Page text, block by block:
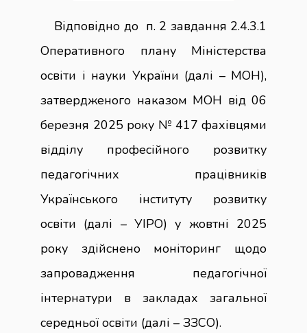
Відповідно до п. 2 завдання 2.4.3.1
Оперативного плану Міністерства
освіти і науки України (далі – МОН),
затвердженого наказом МОН від 06
березня 2025 року № 417 фахівцями
відділу професійного розвитку
педагогічних працівників
Українського інституту розвитку
освіти (далі – УІРО) у жовтні 2025
року здійснено моніторинг щодо
запровадження педагогічної
інтернатури в закладах загальної
середньої освіти (далі – ЗЗСО).